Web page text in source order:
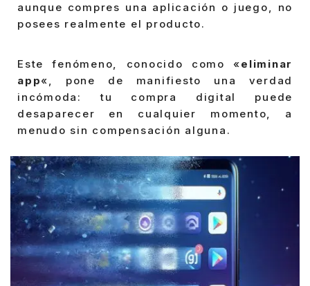
aunque compres una aplicación o juego, no
posees realmente el producto.
Este fenómeno, conocido como «eliminar
app«, pone de manifiesto una verdad
incómoda: tu compra digital puede
desaparecer en cualquier momento, a
menudo sin compensación alguna.